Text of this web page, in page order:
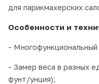
для парикмахерских
Особенности и
- Многофункциональный
- Замер веса в разных
фунт/унция);